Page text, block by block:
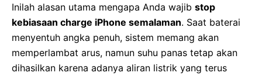
Inilah alasan utama mengapa Anda wajib stop
kebiasaan charge iPhone semalaman. Saat baterai
menyentuh angka penuh, sistem memang akan
memperlambat arus, namun suhu panas tetap akan
dihasilkan karena adanya aliran listrik yang terus